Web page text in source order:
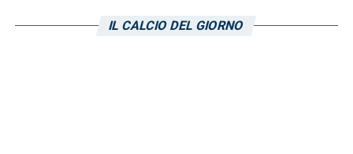
valore della rosa del Cagliari. Di contro,
IL CALCIO DEL GIORNO